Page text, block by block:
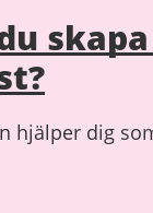
hjälper dig